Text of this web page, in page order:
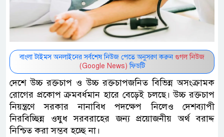
বাংলা টাইমস অনলাইনের সর্বশেষ নিউজ পেতে অনুসরণ করুন গুগল নিউজ
(Google News) ফিডটি
দেশে উচ্চ রক্তচাপ ও উচ্চ রক্তচাপজনিত বিভিন্ন অসংক্রামক
রোগের প্রকোপ ক্রমবর্ধমান হারে বেড়েই চলছে। উচ্চ রক্তচাপ
নিয়ন্ত্রণে সরকার নানাবিধ পদক্ষেপ নিলেও দেশব্যাপী
নিরবিচ্ছিন্ন ওষুধ সরবরাহের জন্য প্রয়োজনীয় অর্থ বরাদ্দ
নিশ্চিত করা সম্ভব হচ্ছে না।